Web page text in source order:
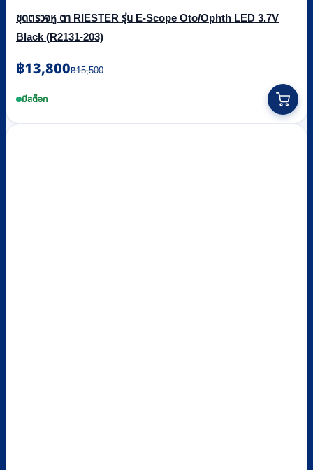
ชุดตรวจหู ตา RIESTER รุ่น E-Scope Oto/Ophth LED 3.7V
Black (R2131-203)
฿15,500
Original
price
was:
฿13,800
Current
price
is:มีสต็อก